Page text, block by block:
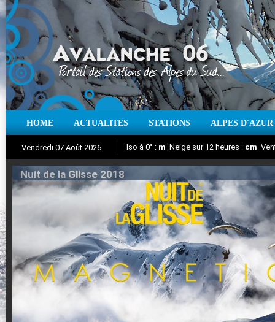
HOME ACTUALITES STATIONS ALPES D'AZUR
Vendredi 07 Août 2026
Aujourd'hui : T° Min : °C T° Max :°C
Iso à 0° : m Neige sur 12 heures : cm
Suivez en direct l'actualité des stations
Nuit de la Glisse 2018